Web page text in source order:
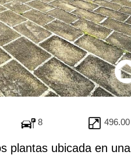
8 496.00
plantas ubicada en